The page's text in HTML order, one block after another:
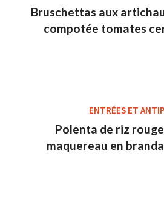
Bruschettas aux
compotée tomates
ENTRÉES ET
Polenta de riz
maquereau en